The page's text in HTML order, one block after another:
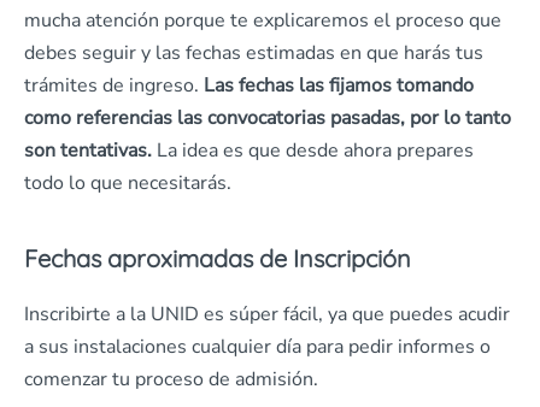
mucha atención porque te explicaremos el proceso que
debes seguir y las fechas estimadas en que harás tus
trámites de ingreso. Las fechas las fijamos tomando
como referencias las convocatorias pasadas, por lo tanto
son tentativas. La idea es que desde ahora prepares
todo lo que necesitarás.
Fechas aproximadas de Inscripción
Inscribirte a la UNID es súper fácil, ya que puedes acudir
a sus instalaciones cualquier día para pedir informes o
comenzar tu proceso de admisión.